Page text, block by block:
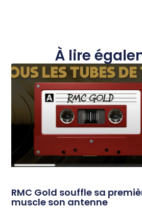
À lire
RMC Gold souffle sa
muscle son antenne